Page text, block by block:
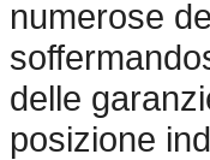
numerose
delle
posizione